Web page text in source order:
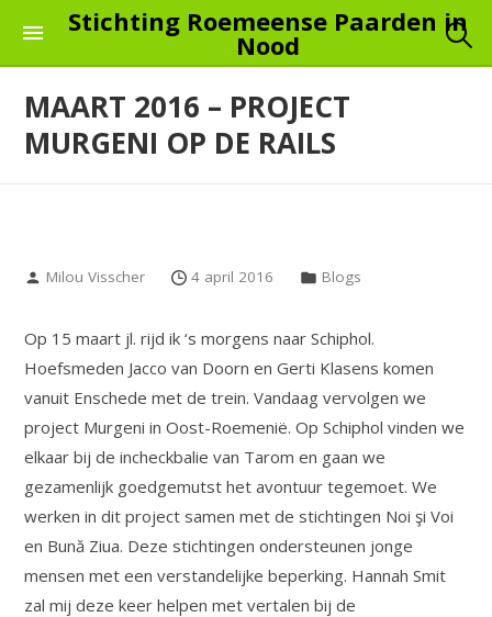
the
content
Stichting Roemeense Paarden in
Nood
MAART 2016 – PROJECT
MURGENI OP DE RAILS
Milou Visscher 4 april 2016 Blogs
Op 15 maart jl. rijd ik ‘s morgens naar Schiphol.
Hoefsmeden Jacco van Doorn en Gerti Klasens komen
vanuit Enschede met de trein. Vandaag vervolgen we
project Murgeni in Oost-Roemenië. Op Schiphol vinden we
elkaar bij de incheckbalie van Tarom en gaan we
gezamenlijk goedgemutst het avontuur tegemoet. We
werken in dit project samen met de stichtingen Noi şi Voi
en Bună Ziua. Deze stichtingen ondersteunen jonge
mensen met een verstandelijke beperking. Hannah Smit
zal mij deze keer helpen met vertalen bij de